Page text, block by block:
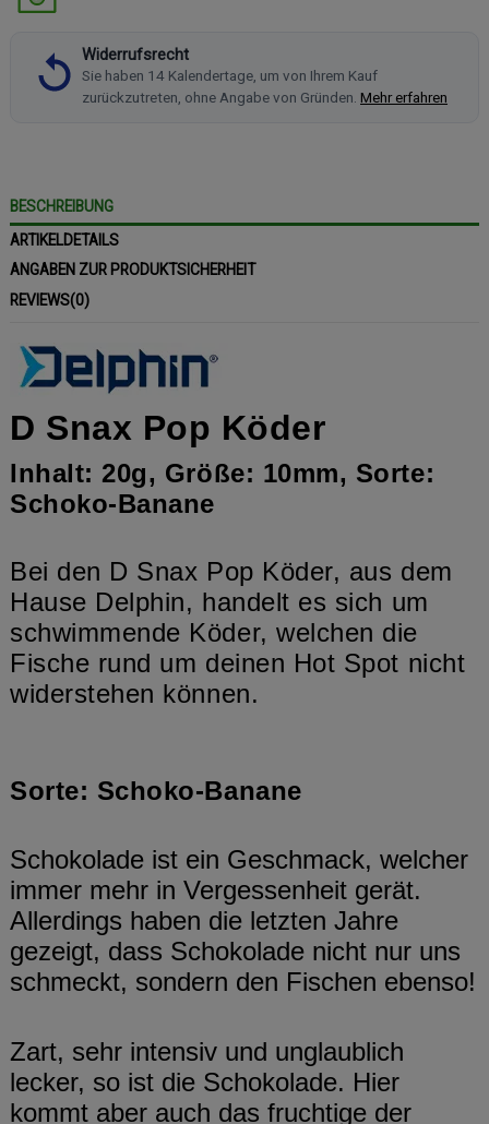
Widerrufsrecht
Sie haben 14 Kalendertage, um von Ihrem Kauf
zurückzutreten, ohne Angabe von Gründen. Mehr erfahren
BESCHREIBUNG
ARTIKELDETAILS
ANGABEN ZUR PRODUKTSICHERHEIT
REVIEWS(0)
D Snax Pop Köder
Inhalt: 20g, Größe: 10mm, Sorte:
Schoko-Banane
Bei den D Snax Pop Köder, aus dem
Hause Delphin, handelt es sich um
schwimmende Köder, welchen die
Fische rund um deinen Hot Spot nicht
widerstehen können.
Sorte: Schoko-Banane
Schokolade ist ein Geschmack, welcher
immer mehr in Vergessenheit gerät.
Allerdings haben die letzten Jahre
gezeigt, dass Schokolade nicht nur uns
schmeckt, sondern den Fischen ebenso!
Zart, sehr intensiv und unglaublich
lecker, so ist die Schokolade. Hier
kommt aber auch das fruchtige der